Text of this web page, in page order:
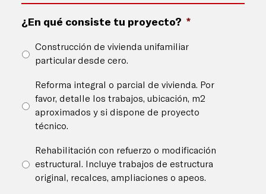
¿En qué consiste tu proyecto? *
Construcción de vivienda unifamiliar
particular desde cero.
Reforma integral o parcial de vivienda. Por
favor, detalle los trabajos, ubicación, m2
aproximados y si dispone de proyecto
técnico.
Rehabilitación con refuerzo o modificación
estructural. Incluye trabajos de estructura
original, recalces, ampliaciones o apeos.